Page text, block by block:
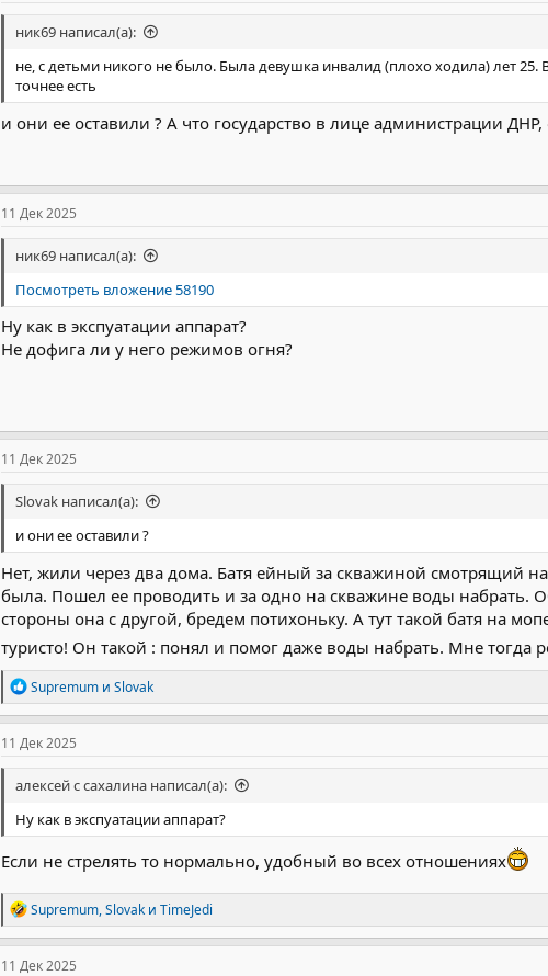
и
ник69 написал(а):
не, с детьми никого не было. Была девушка инвалид (плохо ходила) лет
точнее есть
и они ее оставили ? А что государство в лице администрации
11 Дек 2025
ник69 написал(а):
Посмотреть вложение 58190
Ну как в экспуатации аппарат?
Не дофига ли у него режимов огня?
11 Дек 2025
Slovak написал(а):
и они ее оставили ?
Нет, жили через два дома. Батя ейный за скважиной смотрящий
была. Пошел ее проводить и за одно на скважине воды набрать.
стороны она с другой, бредем потихоньку. А тут такой батя на
туристо! Он такой : понял и помог даже воды набрать. Мне
Р
е
а
к
и
Supremum и Slovak
11 Дек 2025
алексей с сахалина написал(а):
Ну как в экспуатации аппарат?
Если не стрелять то нормально, удобный во всех отношениях
Р
е
а
к
Supremum,Slovak и TimeJedi
11 Дек 2025